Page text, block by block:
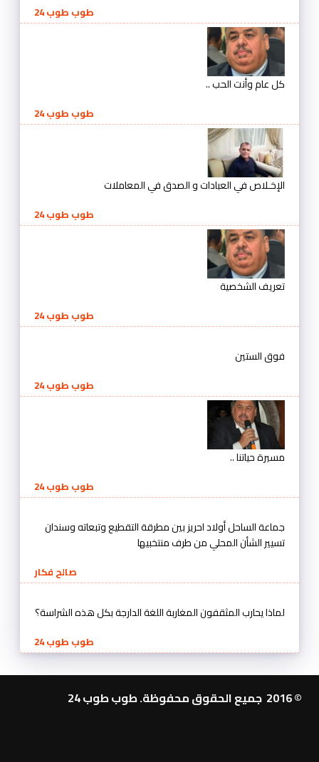
طوب طوب 24
كل عام وأنت الحب ..
طوب طوب 24
الإخـلاص في العبادات و الصدق في المعاملات
طوب طوب 24
تعريف الشخصية
طوب طوب 24
فوق الستين
طوب طوب 24
مسيرة حياتنا ..
طوب طوب 24
جماعة الساحل أولاد احريز بين مطرقة التقطيع وتبعاته وسندان
تسيير الشأن المحلي من طرف منتخبيها
صالح فكار
لماذا يحارب المثقفون المغاربة اللغة الدارجة بكل هذه الشراسة؟
طوب طوب 24
© 2016 جميع الحقوق محفوظة. طوب طوب 24